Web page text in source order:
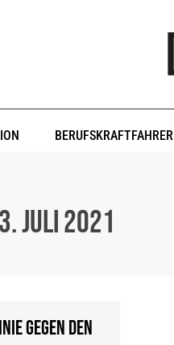
BERUFSKRAFTFAHRER
Juli 2021
gegen den